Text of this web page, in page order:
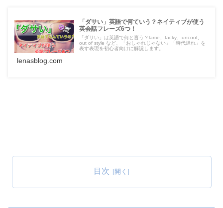
「ダサい」英語で何ていう？ネイティブが使う
英会話フレーズ6つ！
「ダサい」は英語で何と言う？lame、tacky、uncool、
out of style など、「おしゃれじゃない」「時代遅れ」を
表す表現を初心者向けに解説します。
lenasblog.com
目次